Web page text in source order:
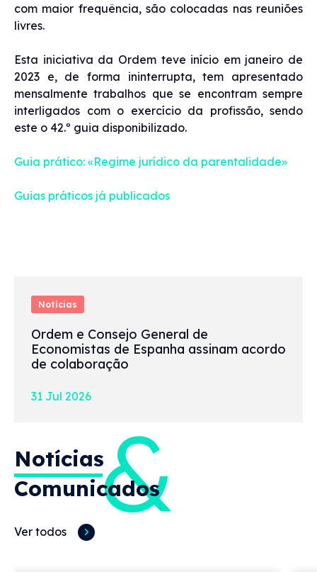
Notícias
Ordem e Consejo General de
Economistas de Espanha assinam acordo
de colaboração
31 Jul 2026
com maior frequência, são colocadas nas reuniões
livres.
Esta iniciativa da Ordem teve início em janeiro de
2023 e, de forma ininterrupta, tem apresentado
mensalmente trabalhos que se encontram sempre
interligados com o exercício da profissão, sendo
este o 42.º guia disponibilizado.
Guia prático: «Regime jurídico da parentalidade»
Guias práticos já publicados
Notícias&
Comunicados
Ver todos